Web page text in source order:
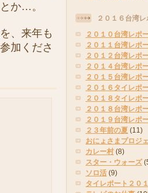
か…。
、来年も
加くださ
２０１６台湾レ
２０１０台湾レポ
２０１１台湾レポ
２０１２台湾レポ
２０１４台湾レポ
２０１５台湾レポ
２０１６タイレポ
２０１８タイレポ
２０１８台湾レポ
２０１９台湾レポ
２３年前の夏 (11)
おにょさまプロジ
カレー村 (8)
スター・ウォーズ
ソロ活 (9)
タイレポート２０